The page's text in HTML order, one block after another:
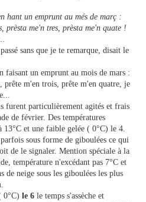
hant un emprunt au més de març :
prèsta me'n tres, prèsta me'n quate !
sans que je te remarque, disait le
faisant un emprunt au mois de mars :
prête m'en trois, prête m'en quatre, je
furent particulièrement agités et frais
de février. Des températures
13°C et une faible gelée ( 0°C) le 4.
sous forme de giboulées ce qui
de le signaler. Mention spéciale à la
température n'excédant pas 7°C et
neige sous les giboulées les plus
0°C) le 6 le temps s'assèche et